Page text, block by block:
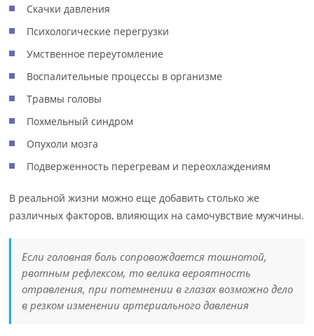
Скачки давления
Психологические перегрузки
Умственное переутомление
Воспалительные процессы в организме
Травмы головы
Похмельный синдром
Опухоли мозга
Подверженность перегревам и переохлаждениям
В реальной жизни можно еще добавить столько же
различных факторов, влияющих на самочувствие мужчины.
Если головная боль сопровождается тошнотой,
рвотным рефлексом, то велика вероятность
отравления, при потемнении в глазах возможно дело
в резком изменении артериального давления